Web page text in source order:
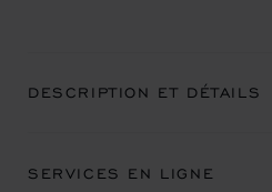
DESCRIPTION ET DÉTAILS
SERVICES EN LIGNE